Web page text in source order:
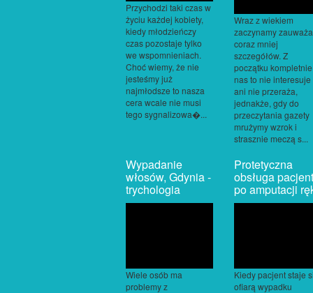
Przychodzi taki czas w
życiu każdej kobiety,
kiedy młodzieńczy
czas pozostaje tylko
we wspomnieniach.
Choć wiemy, że nie
jesteśmy już
najmłodsze to nasza
cera wcale nie musi
tego sygnalizowa�...
Wraz z wiekiem
zaczynamy
coraz mniej
szczegółów. Z
początku kompletnie
nas to nie interesuje
ani nie przeraża,
jednakże, gdy do
przeczytania gazety
mrużymy wzrok i
strasznie meczą s...
Wypadanie
włosów, Gdynia -
trychologia
Wiele osób ma
problemy z
Protetyczna
obsługa
po amputacji
Kiedy pacjent staje
ofiarą wypadku